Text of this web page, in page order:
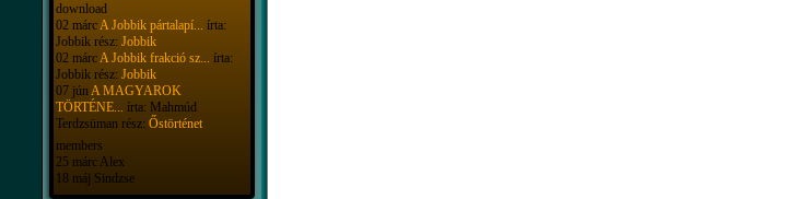
download
02 márcA Jobbik pártalapí... írta:
Jobbik rész: Jobbik
02 márcA Jobbik frakció sz... írta:
Jobbik rész: Jobbik
07 júnA MAGYAROK
TÖRTÉNE... írta: Mahmúd
Terdzsüman rész: Őstörténet
members
25 márc Alex
18 máj Sindzse